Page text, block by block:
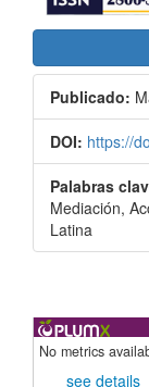
Publicado:
DOI: https://
Palabras
Mediación,
Latina
No metrics
see details